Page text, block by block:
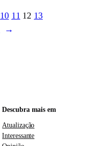
10 11 12 13
→
Descubra mais em
Atualização
Interessante